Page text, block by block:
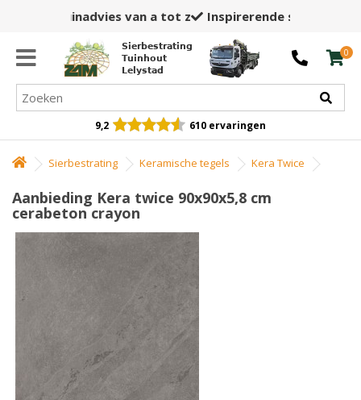
Inspirerende showtuin, winkel en opslag
Sierbestrating
Tuinhout
Lelystad
0
9,2 610 ervaringen
Sierbestrating Keramische tegels Kera Twice
Aanbieding Kera twice 90x90x5,8 cm
cerabeton crayon